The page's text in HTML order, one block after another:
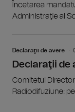
Încetarea
Administraţie al
Declaraţii de avere
Declaraţii de
Comitetul
Radiodifuziune: